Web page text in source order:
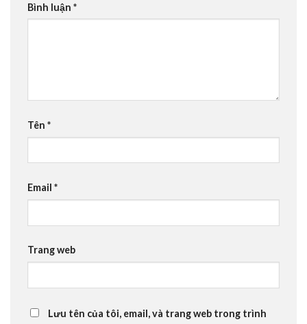
Bình luận *
Tên *
Email *
Trang web
Lưu tên của tôi, email, và trang web trong trình